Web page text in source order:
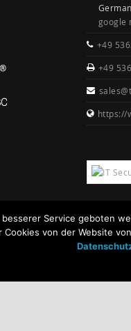
google
+49
+49
https://
Service geboten
von der Website